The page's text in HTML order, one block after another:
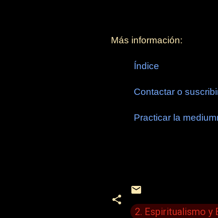
Más información:
Índice
Contactar o
Practicar la
2. Espiritualismo y